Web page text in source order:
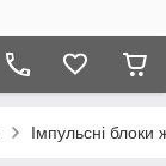
Імпульсні